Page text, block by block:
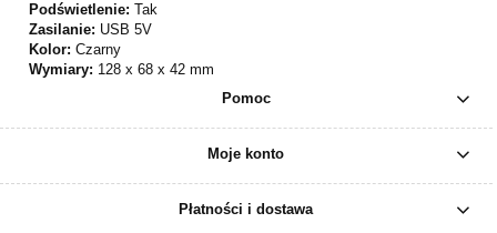
Podświetlenie: Tak
Zasilanie: USB 5V
Kolor: Czarny
Wymiary: 128 x 68 x 42 mm
Pomoc
Moje konto
Płatności i dostawa